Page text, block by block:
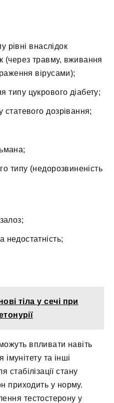
рівні внаслідок
(через травму, вживання
вірусами);
типу цукрового діабету;
статевого дозрівання;
типу (недорозвиненість
недостатність;
тіла у сечі при
впливати навіть
та інші
стану
приходить у норму.
тестостерону у